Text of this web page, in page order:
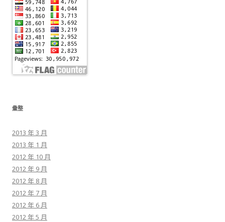
彙整
2013 年 3 月
2013 年 1 月
2012 年 10 月
2012 年 9 月
2012 年 8 月
2012 年 7 月
2012 年 6 月
2012 年 5 月